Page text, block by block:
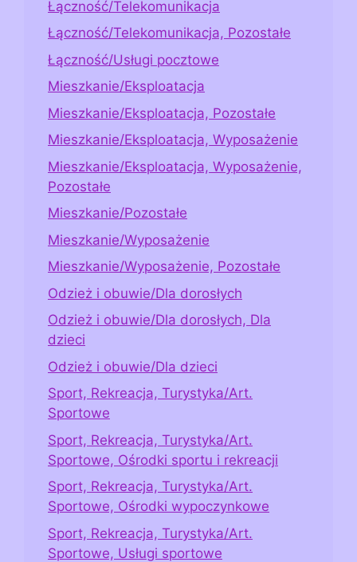
Łączność/Telekomunikacja
Łączność/Telekomunikacja, Pozostałe
Łączność/Usługi pocztowe
Mieszkanie/Eksploatacja
Mieszkanie/Eksploatacja, Pozostałe
Mieszkanie/Eksploatacja, Wyposażenie
Mieszkanie/Eksploatacja, Wyposażenie,
Pozostałe
Mieszkanie/Pozostałe
Mieszkanie/Wyposażenie
Mieszkanie/Wyposażenie, Pozostałe
Odzież i obuwie/Dla dorosłych
Odzież i obuwie/Dla dorosłych, Dla
dzieci
Odzież i obuwie/Dla dzieci
Sport, Rekreacja, Turystyka/Art.
Sportowe
Sport, Rekreacja, Turystyka/Art.
Sportowe, Ośrodki sportu i rekreacji
Sport, Rekreacja, Turystyka/Art.
Sportowe, Ośrodki wypoczynkowe
Sport, Rekreacja, Turystyka/Art.
Sportowe, Usługi sportowe